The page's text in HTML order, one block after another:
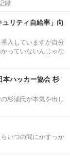
録
リティ自給率」向
入していますが自分
っていないんじゃな
本ハッカー協会 杉
杉浦氏が本気を出し
いつの間にかすっか